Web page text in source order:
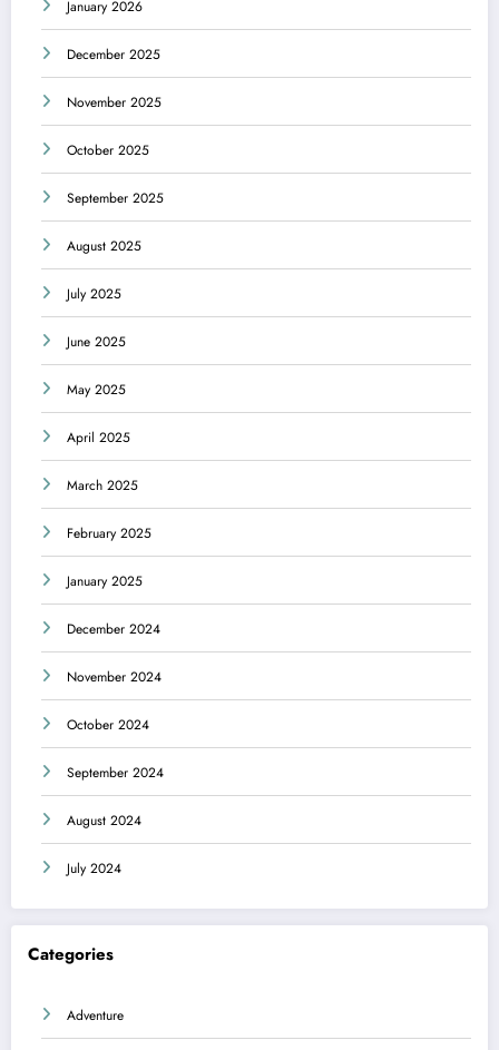
January 2026
December 2025
November 2025
October 2025
September 2025
August 2025
July 2025
June 2025
May 2025
April 2025
March 2025
February 2025
January 2025
December 2024
November 2024
October 2024
September 2024
August 2024
July 2024
Categories
Adventure